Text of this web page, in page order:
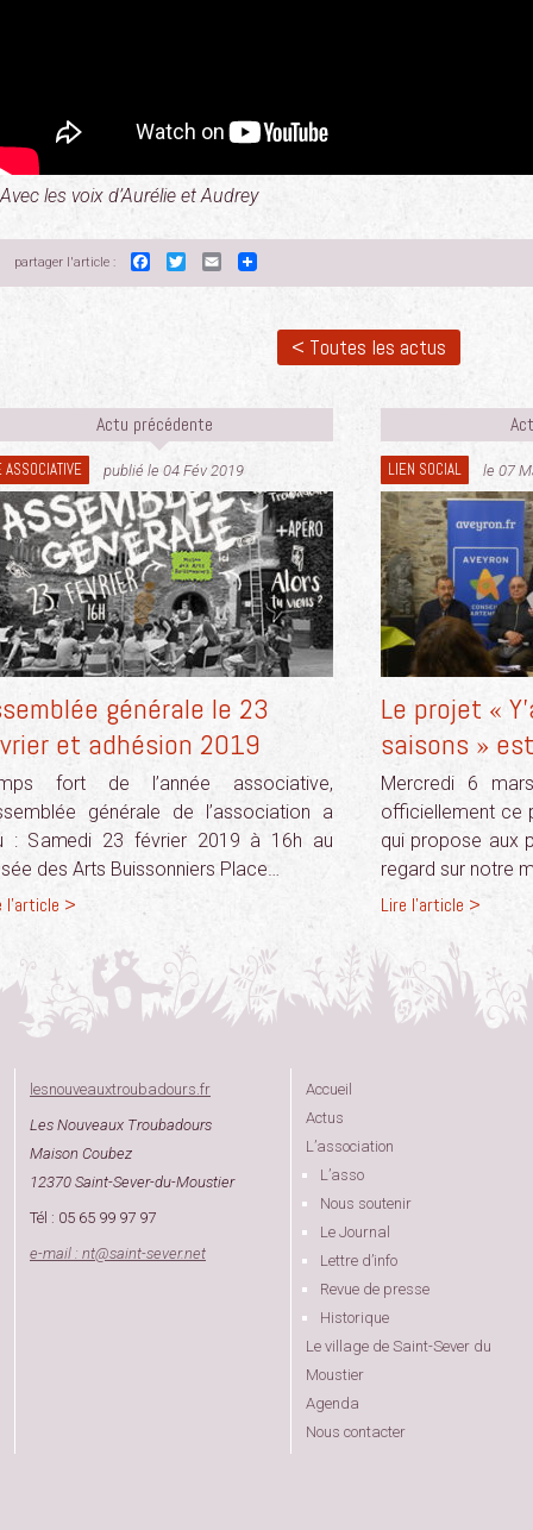
Avec les voix d’Aurélie et Audrey
partager l'article : Facebook
TwitterEmail
< Toutes les actus
Actu précédente
ASSOCIATIVE publié le 04 Fév 2019
générale le 23
et adhésion 2019
fort de l’année associative,
générale de l’association a
: Samedi 23 février 2019 à 16h au
des Arts Buissonniers Place…
l'article >
LIEN SOCIAL le 07
Le projet «
saisons »
Mercredi 6
officiellement ce
qui propose aux
regard sur notre
Lire l'article >
lesnouveauxtroubadours.fr
Les Nouveaux Troubadours
Maison Coubez
12370 Saint-Sever-du-Moustier
Tél : 05 65 99 97 97
e-mail : nt@saint-sever.net
Accueil
Actus
L’association
L’asso
Nous soutenir
Le Journal
Lettre d’info
Revue de presse
Historique
Le village de Saint-Sever du
Moustier
Agenda
Nous contacter